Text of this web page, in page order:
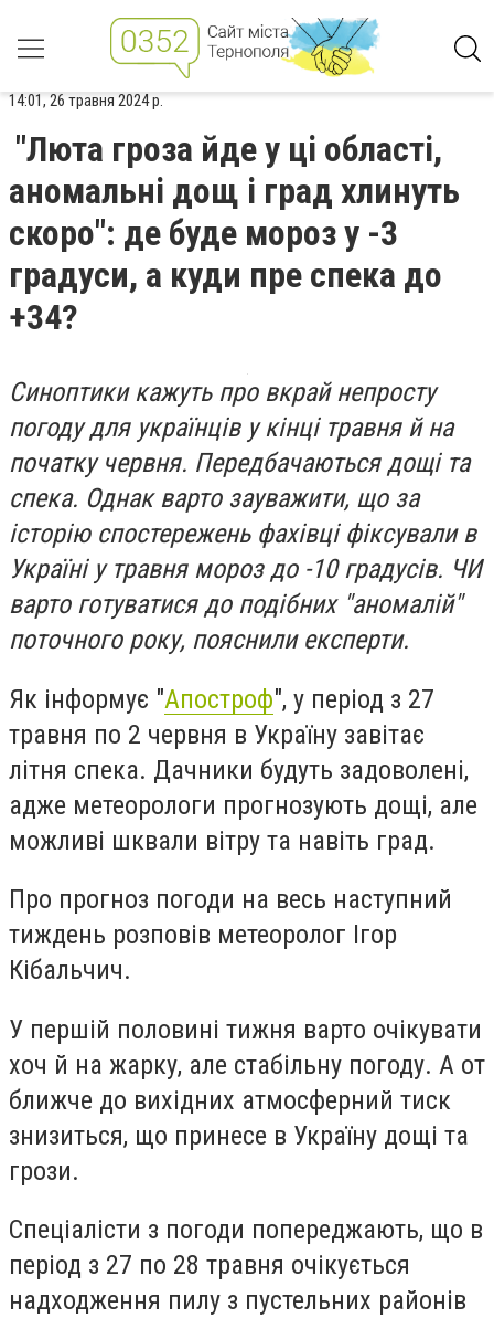
14:01, 26 травня 2024 р.
"Люта гроза йде у ці області,
аномальні дощ і град хлинуть
скоро": де буде мороз у -3
градуси, а куди пре спека до
+34?
Синоптики кажуть про вкрай непросту
погоду для українців у кінці травня й на
початку червня. Передбачаються дощі та
спека. Однак варто зауважити, що за
історію спостережень фахівці фіксували в
Україні у травня мороз до -10 градусів. ЧИ
варто готуватися до подібних "аномалій"
поточного року, пояснили експерти.
Як інформує "Апостроф", у період з 27
травня по 2 червня в Україну завітає
літня спека. Дачники будуть задоволені,
адже метеорологи прогнозують дощі, але
можливі шквали вітру та навіть град.
Про прогноз погоди на весь наступний
тиждень розповів метеоролог Ігор
Кібальчич.
У першій половині тижня варто очікувати
хоч й на жарку, але стабільну погоду. А от
ближче до вихідних атмосферний тиск
знизиться, що принесе в Україну дощі та
грози.
Спеціалісти з погоди попереджають, що в
період з 27 по 28 травня очікується
надходження пилу з пустельних районів